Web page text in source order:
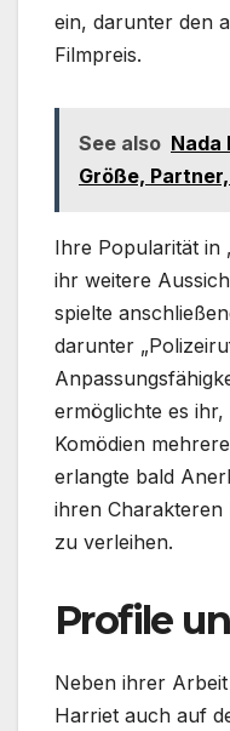
ein, darunter den
Filmpreis.
See also Nada
Größe,
Ihre Popularität in
ihr weitere
spielte
darunter
ermöglichte es
Komödien
erlangte bald
ihren Charakteren
zu verleihen.
Profile
Neben ihrer
Harriet auch auf